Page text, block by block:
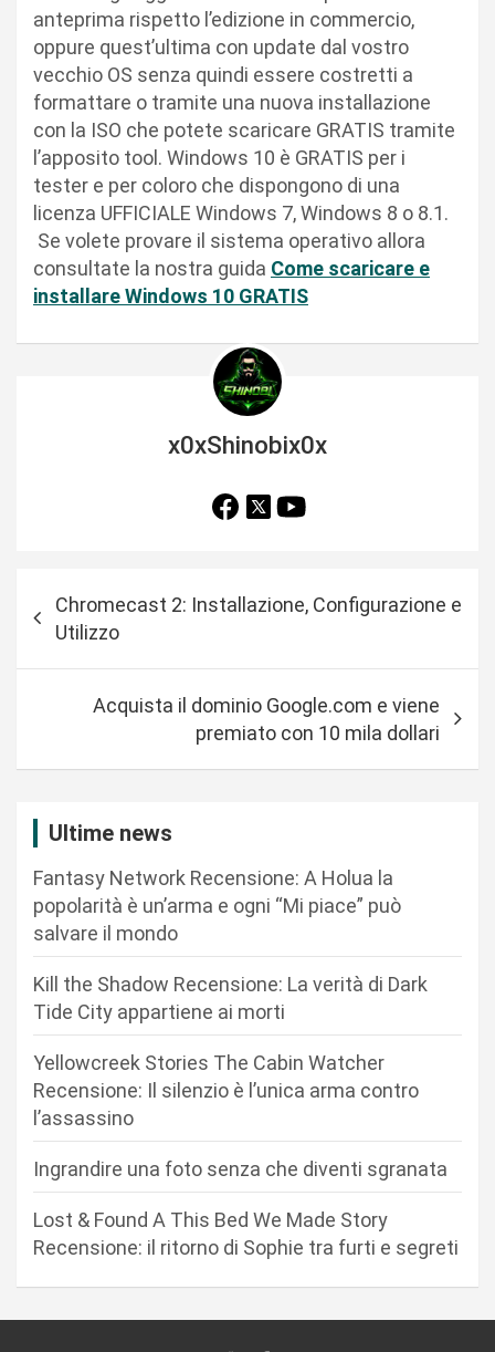
anteprima rispetto l’edizione in commercio,
oppure quest’ultima con update dal vostro
vecchio OS senza quindi essere costretti a
formattare o tramite una nuova installazione
con la ISO che potete scaricare GRATIS tramite
l’apposito tool. Windows 10 è GRATIS per i
tester e per coloro che dispongono di una
licenza UFFICIALE Windows 7, Windows 8 o 8.1.
Se volete provare il sistema operativo allora
consultate la nostra guida Come scaricare e
installare Windows 10 GRATIS
x0xShinobix0x
a
Chromecast 2: Installazione, Configurazione e
Utilizzo
Acquista il dominio Google.com e viene
premiato con 10 mila dollari
Ultime news
Fantasy Network Recensione: A Holua la
popolarità è un’arma e ogni “Mi piace” può
salvare il mondo
Kill the Shadow Recensione: La verità di Dark
Tide City appartiene ai morti
Yellowcreek Stories The Cabin Watcher
Recensione: Il silenzio è l’unica arma contro
l’assassino
Ingrandire una foto senza che diventi sgranata
Lost & Found A This Bed We Made Story
Recensione: il ritorno di Sophie tra furti e segreti